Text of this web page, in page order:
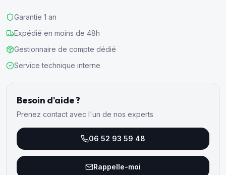
Garantie 1 an
Expédié en moins de 48h
Gestionnaire de compte dédié
Service technique interne
Besoin d'aide ?
Prenez contact avec l'un de nos experts
06 52 93 59 48
Rappelle-moi